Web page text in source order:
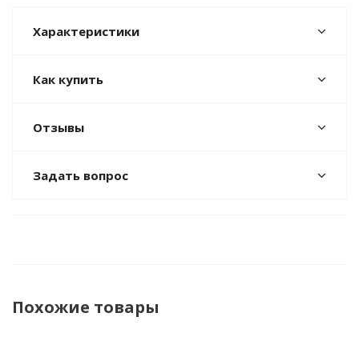
Характеристики
Как купить
Отзывы
Задать вопрос
Похожие товары